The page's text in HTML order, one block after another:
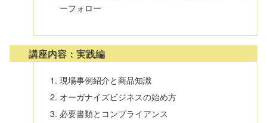
ーフォロー
講座内容：実践編
現場事例紹介と商品知識
オーガナイズビジネスの始め方
必要書類とコンプライアンス